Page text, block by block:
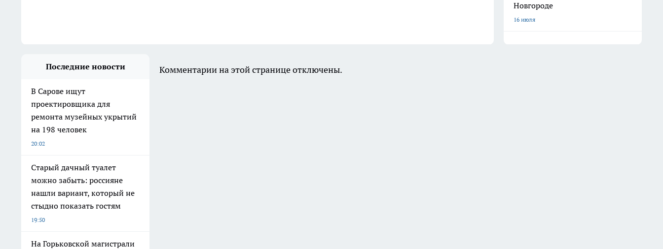
Новгороде
16 июля
Последние новости
В Сарове ищут
проектировщика для
ремонта музейных укрытий
на 198 человек
20:02
Старый дачный туалет
можно забыть: россияне
нашли вариант, который не
стыдно показать гостям
19:50
На Горьковской магистрали
Комментарии на этой странице отключены.